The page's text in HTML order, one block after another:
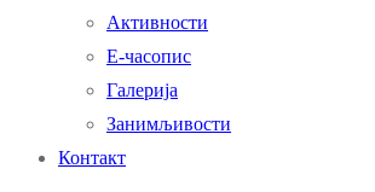
Активности
Е-часопис
Галерија
Занимљивости
Контакт